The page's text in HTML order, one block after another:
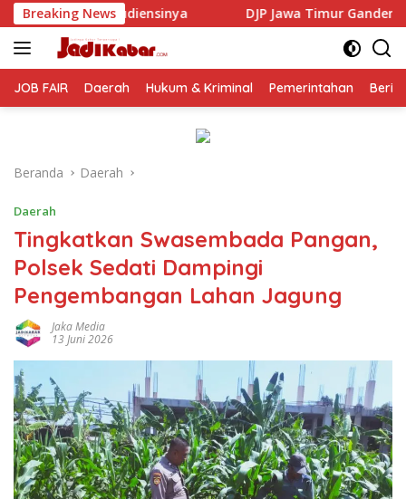
Langsung
ke
konten
Breaking NewsDJP Jawa Timur Gandeng GP Ansor Tingkatkan
JOB FAIR Daerah Hukum & Kriminal Pemerintahan
Beranda Daerah
Daerah
Tingkatkan Swasembada Pangan,
Polsek Sedati Dampingi
Pengembangan Lahan Jagung
Jaka Media
13 Juni 2026